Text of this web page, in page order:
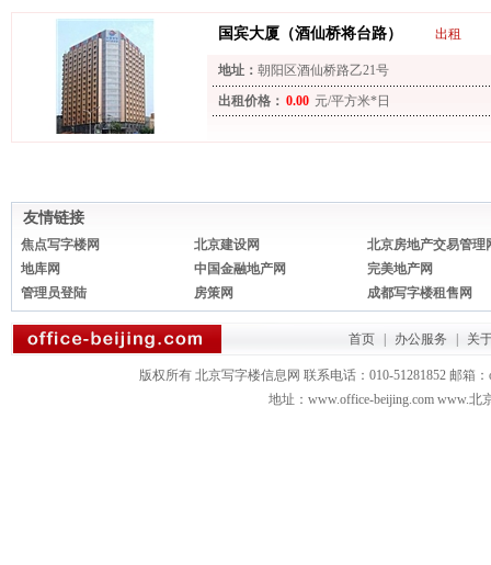
国宾大厦（酒仙桥将台路） 出租
地址： 朝阳区酒仙桥路乙21号
出租价格： 0.00 元/平方米*日
友情链接
焦点写字楼网 北京建设网
北京房地产交易管理
地库网
中国金融地产网
完美地产网
管理员登陆
房策网 成都写字楼租售网
首页 办公服务 关
版权所有 北京写字楼信息网 联系电话：010-51281852 邮箱：
地址：www.office-beijing.com www.